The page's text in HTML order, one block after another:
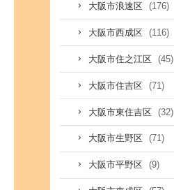
大阪市浪速区 (176)
大阪市西成区 (116)
大阪市住之江区 (45)
大阪市住吉区 (71)
大阪市東住吉区 (32)
大阪市生野区 (71)
大阪市平野区 (9)